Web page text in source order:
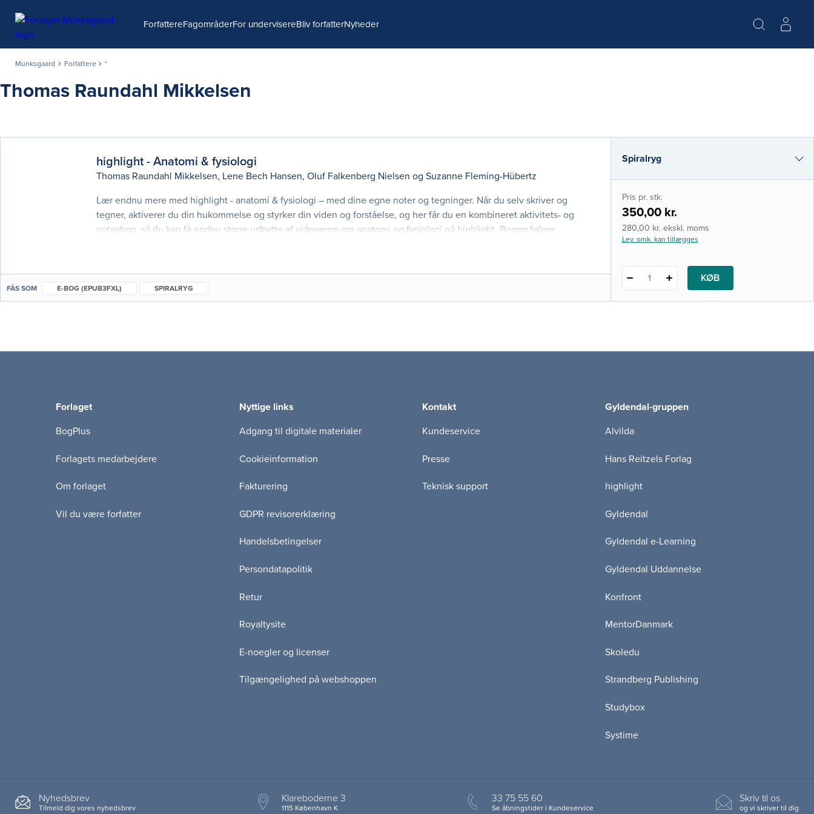
ForfattereFagområderFor undervisereBliv forfatterNyheder
Munksgaard Forfattere *
Thomas Raundahl Mikkelsen
highlight - Anatomi & fysiologi
Thomas Raundahl Mikkelsen, Lene Bech Hansen, Oluf Falkenberg Nielsen og Suzanne Fleming-Hübertz
Lær endnu mere med highlight - anatomi & fysiologi – med dine egne noter og tegninger. Når du selv skriver og
tegner, aktiverer du din hukommelse og styrker din viden og forståelse, og her får du en kombineret aktivitets- og
notesbog, så du kan få endnu større udbytte af videoerne om anatomi og fysiologi på highlight. Bogen følger
FÅS SOM E-BOG (EPUB3FXL) SPIRALRYG
Spiralryg
e-bog (epub3fxl)
Pris pr. stk.
350,00 kr.
280,00 kr. ekskl. moms
Lev. omk. kan tillægges
1 KØB
Forlaget
BogPlus
Forlagets medarbejdere
Om forlaget
Vil du være forfatter
Nyttige links
Adgang til digitale materialer
Cookieinformation
Fakturering
GDPR revisorerklæring
Handelsbetingelser
Persondatapolitik
Retur
Royaltysite
E-noegler og licenser
Tilgængelighed på webshoppen
Kontakt
Kundeservice
Presse
Teknisk support
Gyldendal-gruppen
Alvilda
Hans Reitzels Forlag
highlight
Gyldendal
Gyldendal e-Learning
Gyldendal Uddannelse
Konfront
MentorDanmark
Skoledu
Strandberg Publishing
Studybox
Systime
Nyhedsbrev
Tilmeld dig vores nyhedsbrev
Klareboderne 3
1115 København K
33 75 55 60
Se åbningstider i Kundeservice
Skriv til os
og vi skriver til dig